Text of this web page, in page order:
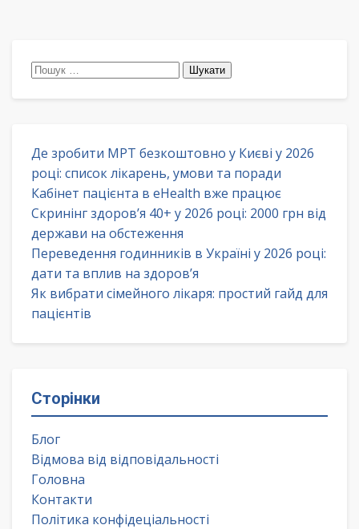
Пошук:
Де зробити МРТ безкоштовно у Києві у 2026
році: список лікарень, умови та поради
Кабінет пацієнта в eHealth вже працює
Скринінг здоров’я 40+ у 2026 році: 2000 грн від
держави на обстеження
Переведення годинників в Україні у 2026 році:
дати та вплив на здоров’я
Як вибрати сімейного лікаря: простий гайд для
пацієнтів
Сторінки
Блог
Відмова від відповідальності
Головна
Контакти
Політика конфідеціальності